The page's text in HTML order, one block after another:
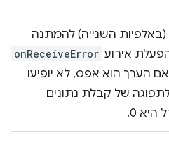
השנייה) להמתנה
אירוע onReceiveError
הערך הוא אפס, לא יופיעו
של קבלת נתונים
0.